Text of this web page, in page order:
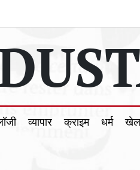
व्यापार क्राइम धर्म खेल